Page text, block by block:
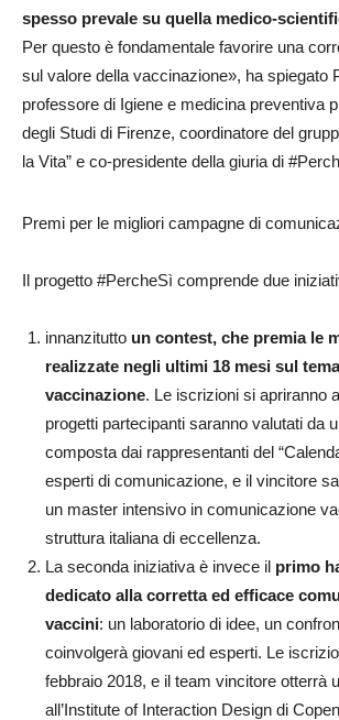
spesso prevale su quella medico-
Per questo è fondamentale favorire una
sul valore della vaccinazione», ha spiegato
professore di Igiene e medicina preventiva
degli Studi di Firenze, coordinatore del
la Vita” e co-presidente della giuria di
Premi per le migliori campagne di
Il progetto #PercheSì comprende due
innanzitutto un contest, che premia le
realizzate negli ultimi 18 mesi sul
vaccinazione. Le iscrizioni si apriranno
progetti partecipanti saranno valutati da
composta dai rappresentanti del
esperti di comunicazione, e il vincitore
un master intensivo in comunicazione
struttura italiana di eccellenza.
La seconda iniziativa è invece il primo
dedicato alla corretta ed efficace
vaccini: un laboratorio di idee, un
coinvolgerà giovani ed esperti. Le
febbraio 2018, e il team vincitore otterrà
all’Institute of Interaction Design di